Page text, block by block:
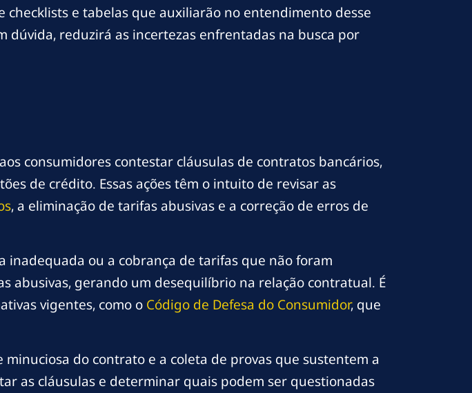
checklists e tabelas que auxiliarão no entendimento desse
dúvida, reduzirá as incertezas enfrentadas na busca por
consumidores contestar cláusulas de contratos bancários,
de crédito. Essas ações têm o intuito de revisar as
, a eliminação de tarifas abusivas e a correção de erros de
inadequada ou a cobrança de tarifas que não foram
abusivas, gerando um desequilíbrio na relação contratual. É
vigentes, como o Código de Defesa do Consumidor, que
do contrato e a coleta de provas que sustentem a
as cláusulas e determinar quais podem ser questionadas